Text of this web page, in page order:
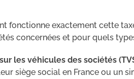
fonctionne exactement cette
concernées et pour quels
les véhicules des sociétés
siège social en France ou un